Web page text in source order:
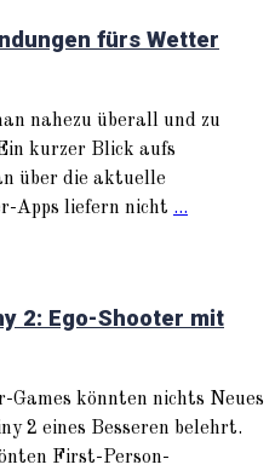
fürs Wetter
nahezu überall und zu
kurzer Blick aufs
über die aktuelle
Apps liefern nicht ...
2: Ego-Shooter mit
Games könnten nichts Neues
2 eines Besseren belehrt.
First-Person-